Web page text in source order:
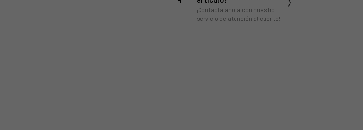
¡Contacta ahora con nuestro
servicio de atención al cliente!